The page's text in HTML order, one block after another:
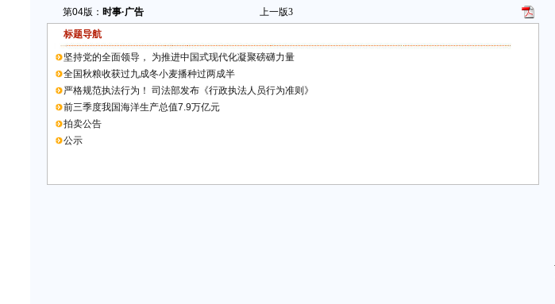
第04版： 时事·广告 上一版3
标题导航
坚持党的全面领导， 为推进中国式现代化凝聚磅礴力量
全国秋粮收获过九成冬小麦播种过两成半
严格规范执法行为！ 司法部发布《行政执法人员行为准则》
前三季度我国海洋生产总值7.9万亿元
拍卖公告
公示